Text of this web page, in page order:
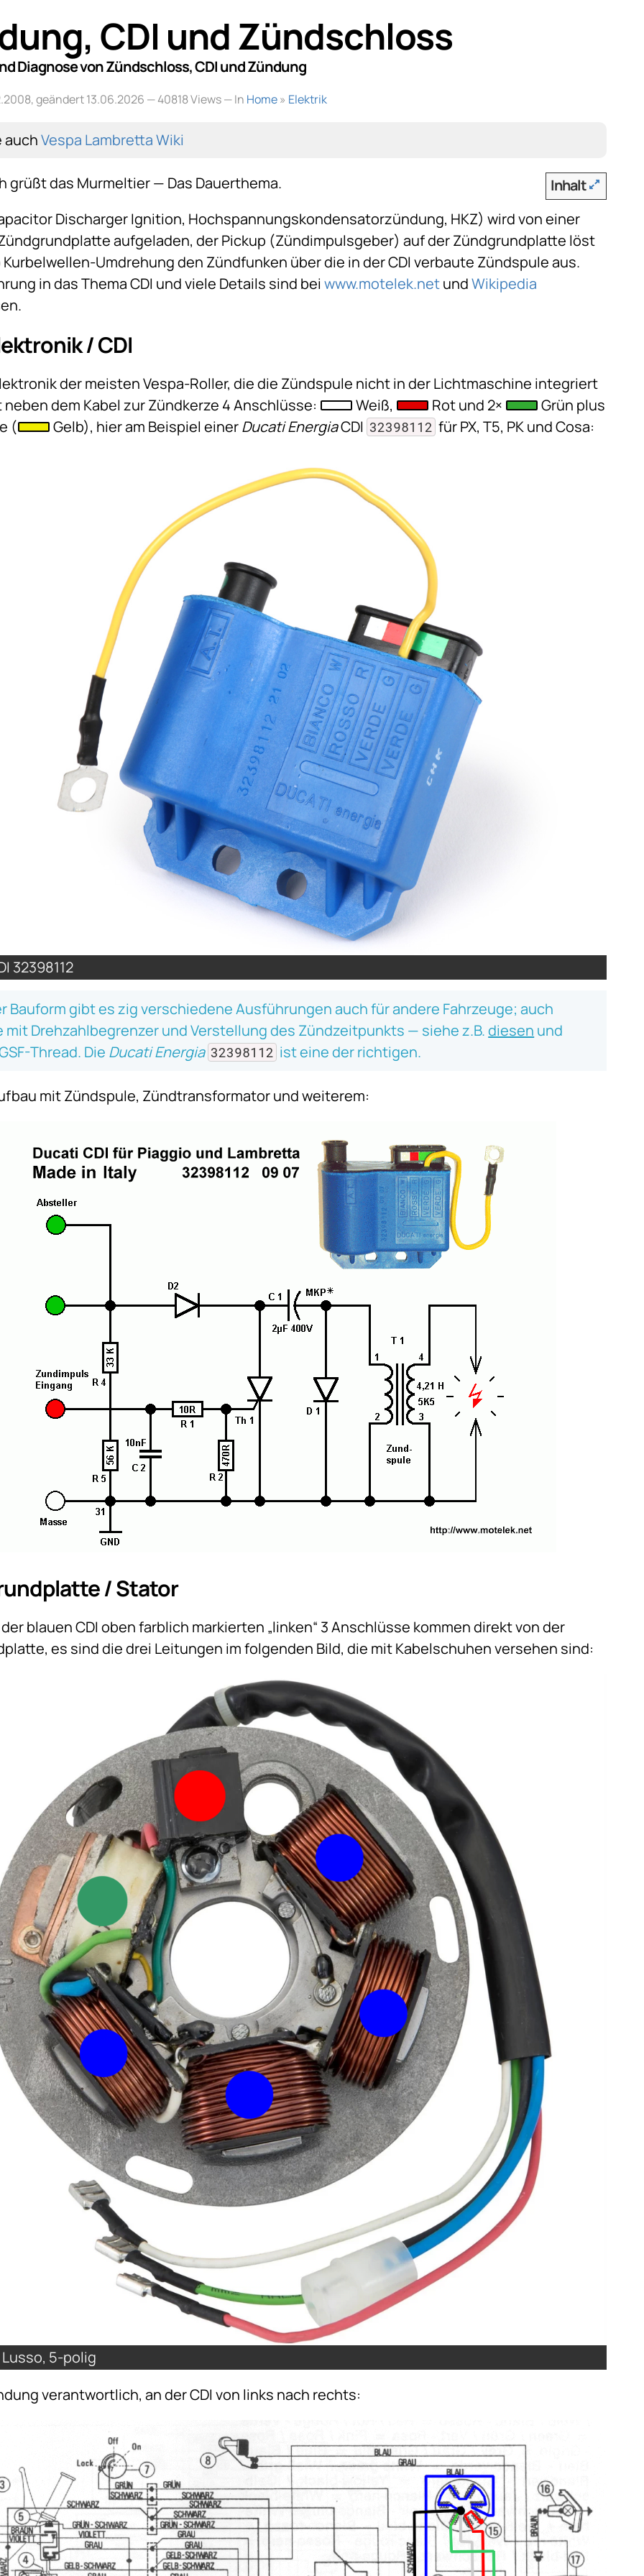
CDI und Zündschloss
Diagnose von Zündschloss, CDI und Zündung
geändert 13.06.2026 — 40818 Views — In Home» Elektrik
auchVespa Lambretta Wiki
Inhalt
grüßt das Murmeltier — Das Dauerthema.
Discharger Ignition, Hochspannungs­kondensator­zündung, HKZ) wird von einer
aufgeladen, der Pickup (Zündimpulsgeber) auf der Zündgrundplatte löst
Umdrehung den Zündfunken über die in der CDI verbaute Zündspule aus.
in das Thema CDI und viele Details sind beiwww.motelek.netundWikipedia
/ CDI
der meisten Vespa-Roller, die die Zündspule nicht in der Lichtmaschine integriert
neben dem Kabel zur Zündkerze 4 Anschlüsse:
Weiß, Rot und 2×
Grün plus
(
Gelb), hier am Beispiel einerDucati EnergiaCDI 32398112 für PX, T5, PK und Cosa:
32398112
Bauform gibt es zig verschiedene Ausführungen auch für andere Fahrzeuge; auch
mit Drehzahlbegrenzer und Verstellung des Zündzeitpunkts — siehe z.B.diesen und
Thread. Die Ducati Energia 32398112 ist eine der richtigen.
mit Zündspule, Zündtransformator und weiterem:
/ Stator
der blauen CDI oben farblich markierten „linken“ 3 Anschlüsse kommen direkt von der
es sind die drei Leitungen im folgenden Bild, die mit Kabelschuhen versehen sind:
5-polig
verantwortlich, an der CDI von links nach rechts: